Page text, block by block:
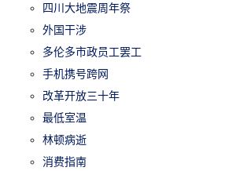
四川大地震周年祭
外国干涉
多伦多市政员工罢工
手机携号跨网
改革开放三十年
最低室温
林顿病逝
消费指南